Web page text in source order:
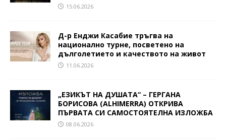
15.06.2026
Д-р Енджи Касабие тръгва на
национално турне, посветено на
дълголетието и качеството на живот
11.06.2026
„ЕЗИКЪТ НА ДУШАТА“ – ГЕРГАНА
БОРИСОВА (ALHIMERRA) ОТКРИВА
ПЪРВАТА СИ САМОСТОЯТЕЛНА ИЗЛОЖБА
08.06.2026